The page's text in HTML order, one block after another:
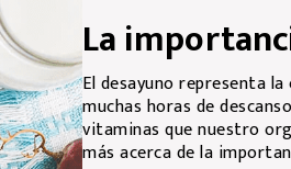
La
El desayuno representa
muchas horas de
vitaminas que nuestro
más acerca de la